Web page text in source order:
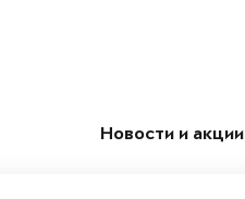
Новости и акции